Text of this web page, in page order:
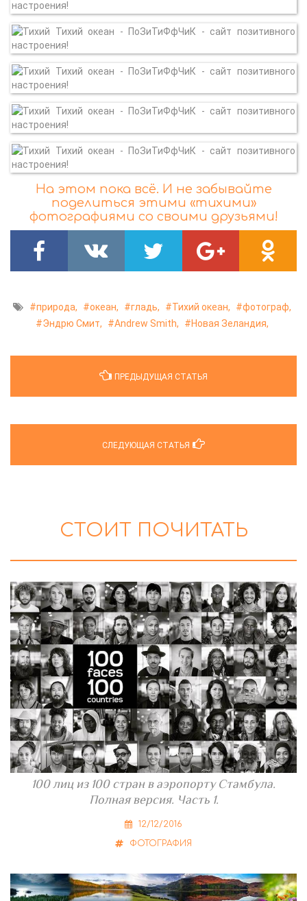
На этом пока всё. И не забывайте
поделиться этими «тихими»
фотографиями со своими друзьями!
природа, океан, гладь, Тихий океан,
фотограф,
Эндрю Смит,
Andrew Smith, Новая Зеландия,
ПРЕДЫДУЩАЯ СТАТЬЯ
СЛЕДУЮЩАЯ СТАТЬЯ
СТОИТ ПОЧИТАТЬ
100 лиц из 100 стран в аэропорту Стамбула.
Полная версия. Часть 1.
12/12/2016
ФОТОГРАФИЯ